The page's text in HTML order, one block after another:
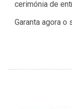
cerimónia de
Garanta agora o